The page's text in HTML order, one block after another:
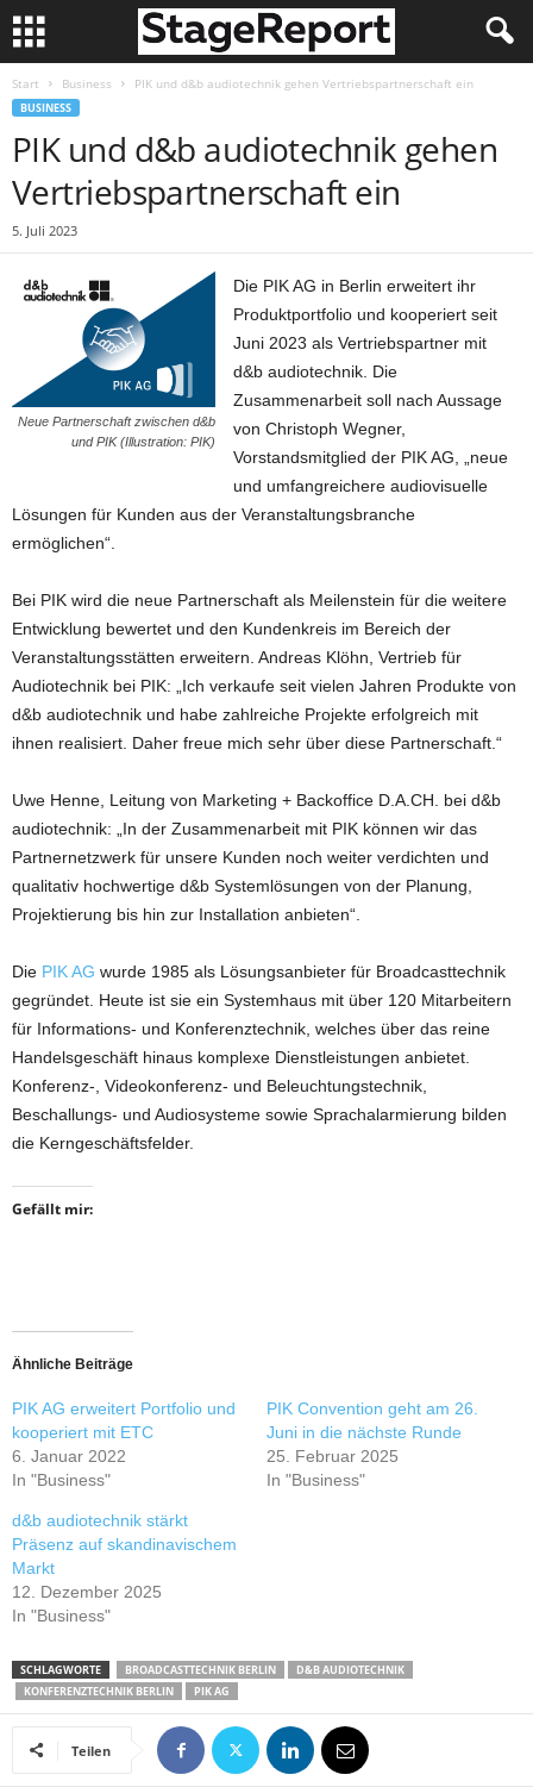
Start Business PIK und d&b audiotechnik gehen Vertriebspartnerschaft ein
BUSINESS
PIK und d&b audiotechnik gehen
Vertriebspartnerschaft ein
5. Juli 2023
Neue Partnerschaft zwischen d&b
und PIK (Illustration: PIK)
Die PIK AG in Berlin erweitert ihr
Produktportfolio und kooperiert seit
Juni 2023 als Vertriebspartner mit
d&b audiotechnik. Die
Zusammenarbeit soll nach Aussage
von Christoph Wegner,
Vorstandsmitglied der PIK AG, „neue
und umfangreichere audiovisuelle
Lösungen für Kunden aus der Veranstaltungsbranche
ermöglichen“.
Bei PIK wird die neue Partnerschaft als Meilenstein für die weitere
Entwicklung bewertet und den Kundenkreis im Bereich der
Veranstaltungsstätten erweitern. Andreas Klöhn, Vertrieb für
Audiotechnik bei PIK: „Ich verkaufe seit vielen Jahren Produkte von
d&b audiotechnik und habe zahlreiche Projekte erfolgreich mit
ihnen realisiert. Daher freue mich sehr über diese Partnerschaft.“
Uwe Henne, Leitung von Marketing + Backoffice D.A.CH. bei d&b
audiotechnik: „In der Zusammenarbeit mit PIK können wir das
Partnernetzwerk für unsere Kunden noch weiter verdichten und
qualitativ hochwertige d&b Systemlösungen von der Planung,
Projektierung bis hin zur Installation anbieten“.
Die PIK AG wurde 1985 als Lösungsanbieter für Broadcasttechnik
gegründet. Heute ist sie ein Systemhaus mit über 120 Mitarbeitern
für Informations- und Konferenztechnik, welches über das reine
Handelsgeschäft hinaus komplexe Dienstleistungen anbietet.
Konferenz-, Videokonferenz- und Beleuchtungstechnik,
Beschallungs- und Audiosysteme sowie Sprachalarmierung bilden
die Kerngeschäftsfelder.
Gefällt mir:
Ähnliche Beiträge
PIK AG erweitert Portfolio und
kooperiert mit ETC
6. Januar 2022
In "Business"
PIK Convention geht am 26.
Juni in die nächste Runde
25. Februar 2025
In "Business"
d&b audiotechnik stärkt
Präsenz auf skandinavischem
Markt
12. Dezember 2025
In "Business"
SCHLAGWORTE BROADCASTTECHNIK BERLIN
D&B AUDIOTECHNIK
KONFERENZTECHNIK BERLIN
PIK AG
Teilen